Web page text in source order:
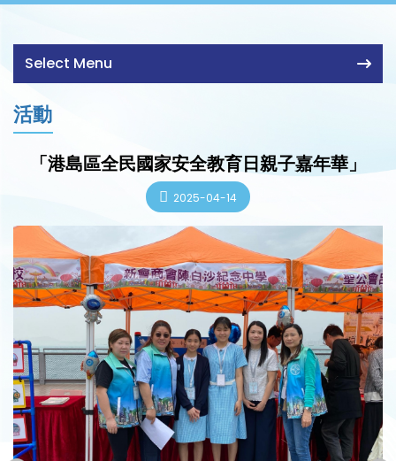
Select Menu
活動
「港島區全民國家安全教育日親子嘉年華」
2025-04-14